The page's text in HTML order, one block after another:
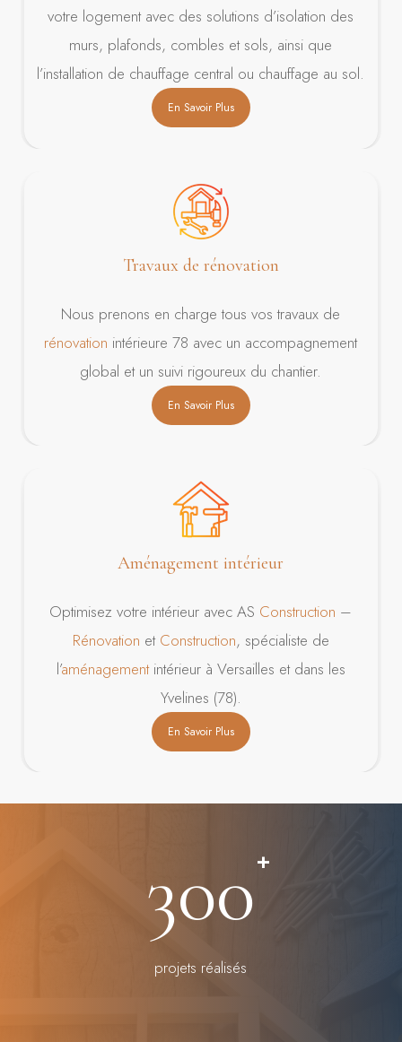
votre logement avec des solutions d’isolation des
murs, plafonds, combles et sols, ainsi que
l’installation de chauffage central ou chauffage au sol.
En Savoir Plus
Travaux de rénovation
Nous prenons en charge tous vos travaux de
rénovation intérieure 78 avec un accompagnement
global et un suivi rigoureux du chantier.
En Savoir Plus
Aménagement intérieur
Optimisez votre intérieur avec AS Construction –
Rénovation et Construction, spécialiste de
l’aménagementintérieur à Versailles et dans les
Yvelines (78).
En Savoir Plus
300+
projets réalisés